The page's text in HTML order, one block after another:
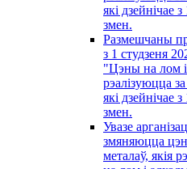
які дзейнічае
змен.
Размешчаны
з 1 студзеня
"Цэны на лом і
рэалізуюцца
які дзейнічае
змен.
Увазе
змяняюцца
металаў, якія